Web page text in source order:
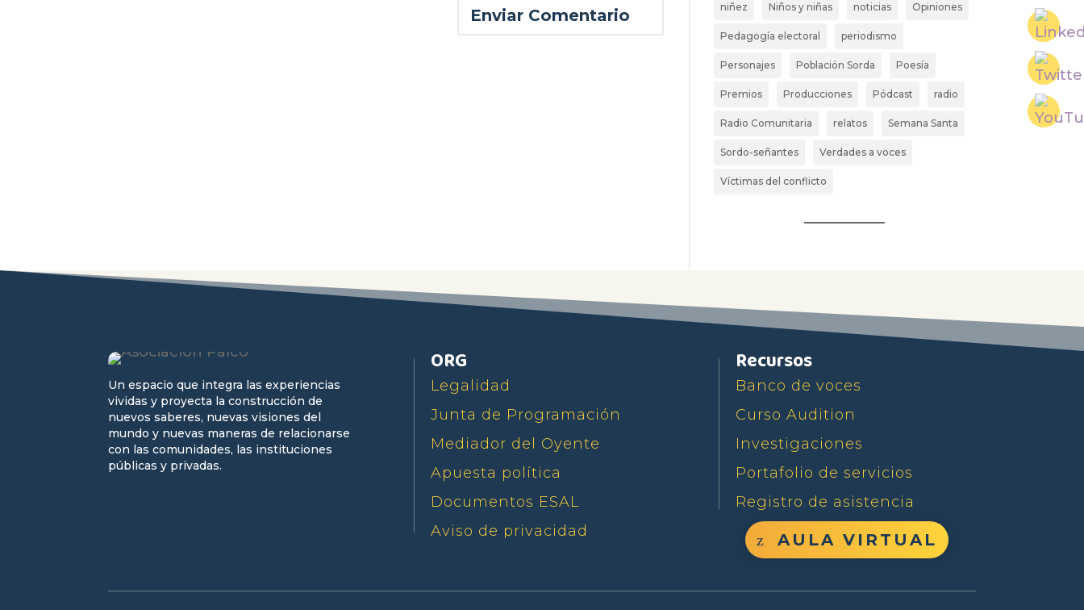
niñez Niños y niñas noticias Opiniones
Pedagogía electoral periodismo
Personajes Población Sorda Poesía
Premios Producciones Pódcast radio
Radio Comunitaria relatos Semana Santa
Sordo-señantes Verdades a voces
Víctimas del conflicto
Un espacio que integra las experiencias
vividas y proyecta la construcción de
nuevos saberes, nuevas visiones del
mundo y nuevas maneras de relacionarse
con las comunidades, las instituciones
públicas y privadas.
ORG
Legalidad
Junta de Programación
Mediador del Oyente
Apuesta política
Documentos ESAL
Aviso de privacidad
Recursos
Banco de voces
Curso Audition
Investigaciones
Portafolio de servicios
Registro de asistencia
AULA VIRTUAL